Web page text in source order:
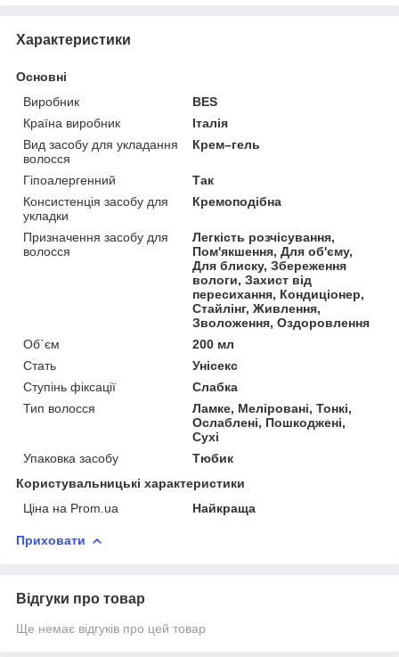
Характеристики
Основні
Виробник
BES
Країна виробник
Італія
Вид засобу для укладання
волосся
Крем–гель
Гіпоалергенний
Так
Консистенція засобу для
укладки
Кремоподібна
Призначення засобу для
волосся
Легкість розчісування,
Пом'якшення, Для об'єму,
Для блиску, Збереження
вологи, Захист від
пересихання, Кондиціонер,
Стайлінг, Живлення,
Зволоження, Оздоровлення
Об`єм
200 мл
Стать
Унісекс
Ступінь фіксації
Слабка
Тип волосся
Ламке, Меліровані, Тонкі,
Ослаблені, Пошкоджені,
Сухі
Упаковка засобу
Тюбик
Користувальницькі характеристики
Ціна на Prom.ua
Найкраща
Приховати
Відгуки про товар
Ще немає відгуків про цей товар